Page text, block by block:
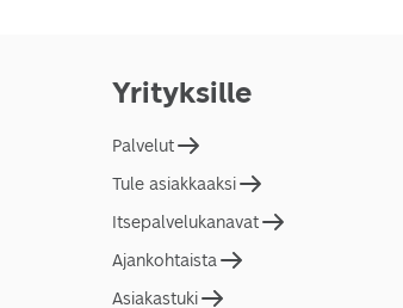
Yrityksille
Palvelut
Tule asiakkaaksi
Itsepalvelukanavat
Ajankohtaista
Asiakastuki